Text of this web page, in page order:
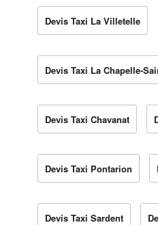
Devis Taxi La Villetelle
Devis Taxi La Chapelle-
Devis Taxi Chavanat
Devis Taxi Pontarion
Devis Taxi Sardent